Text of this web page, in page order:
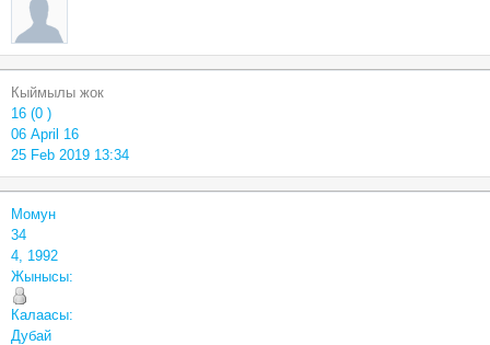
Кыймылы жок
16 (0 )
06 April 16
25 Feb 2019 13:34
Момун
34
4, 1992
Жынысы:
Калаасы:
Дубай